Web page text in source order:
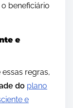
beneficiário
e
regras,
do plano
e